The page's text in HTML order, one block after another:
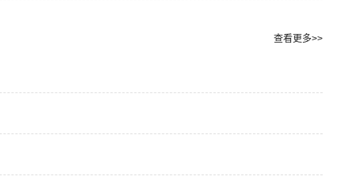
查看更多>>